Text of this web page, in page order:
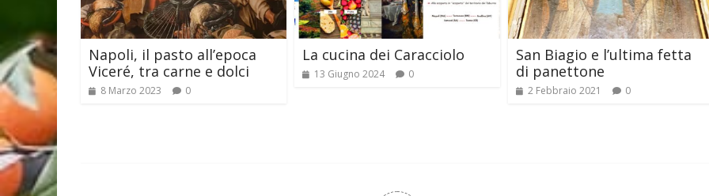
Napoli, il pasto all’epoca
Viceré, tra carne e dolci
8 Marzo 2023 0
La cucina dei Caracciolo
13 Giugno 2024 0
San Biagio e l’ultima fetta
di panettone
2 Febbraio 2021 0